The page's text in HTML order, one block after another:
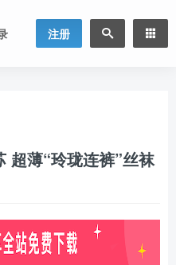
注册
超薄“玲珑连裤”丝袜